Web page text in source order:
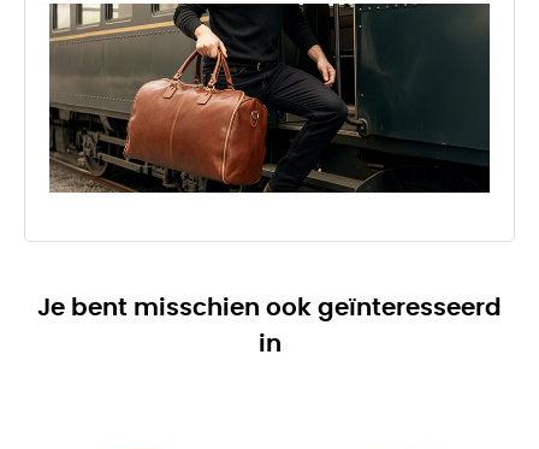
Je bent misschien ook geïnteresseerd
in